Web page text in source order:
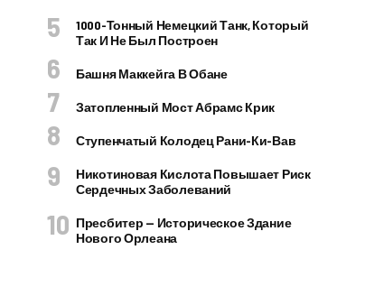
1000-Тонный Немецкий Танк, Который
Так И Не Был Построен
Башня Маккейга В Обане
Затопленный Мост Абрамс Крик
Ступенчатый Колодец Рани-Ки-Вав
Никотиновая Кислота Повышает Риск
Сердечных Заболеваний
Пресбитер — Историческое Здание
Нового Орлеана